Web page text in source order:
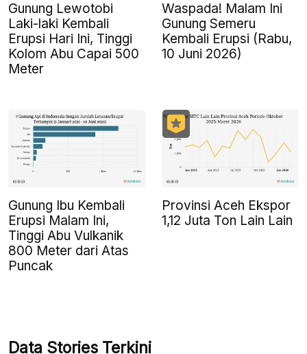
Gunung Lewotobi
Laki-laki Kembali
Erupsi Hari Ini, Tinggi
Kolom Abu Capai 500
Meter
Waspada! Malam Ini
Gunung Semeru
Kembali Erupsi (Rabu,
10 Juni 2026)
Gunung Ibu Kembali
Erupsi Malam Ini,
Tinggi Abu Vulkanik
800 Meter dari Atas
Puncak
Provinsi Aceh Ekspor
1,12 Juta Ton Lain Lain
Data Stories Terkini